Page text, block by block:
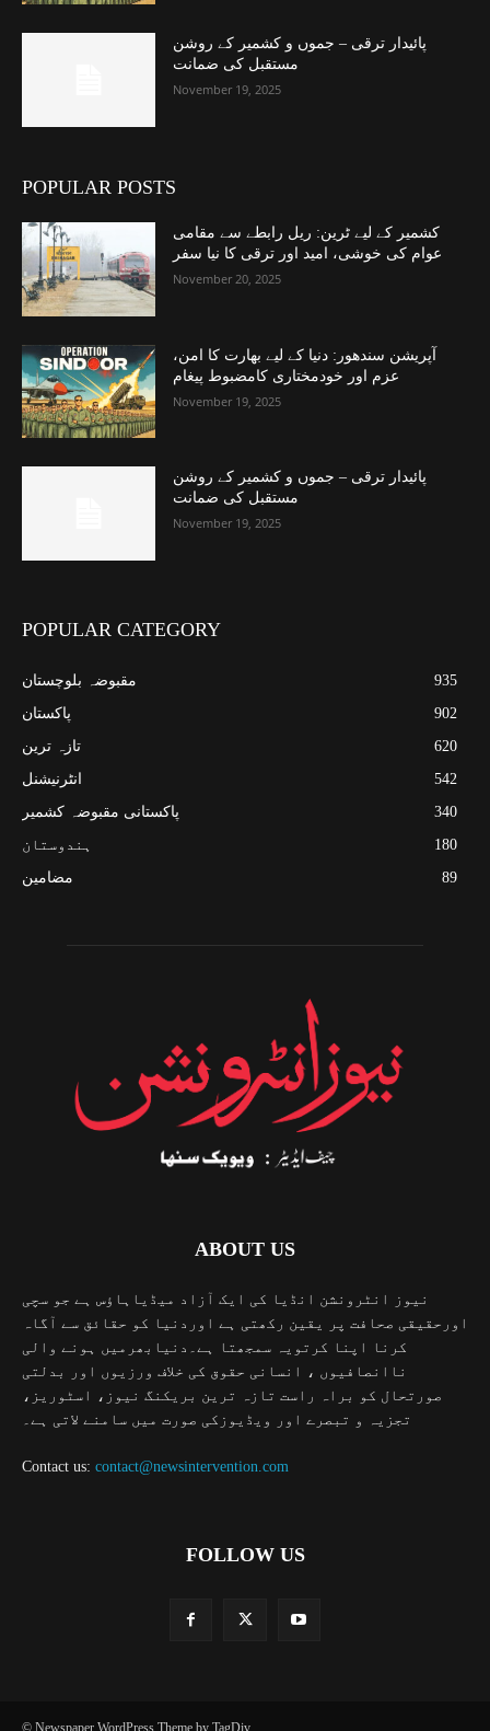
پائیدار ترقی – جموں و کشمیر کے روشن
مستقبل کی ضمانت
November 19, 2025
POPULAR POSTS
کشمیر کے لیے ٹرین: ریل رابطے سے مقامی
عوام کی خوشی، امید اور ترقی کا نیا سفر
November 20, 2025
آپریشن سندھور: دنیا کے لیے بھارت کا امن،
عزم اور خودمختاری کامضبوط پیغام
November 19, 2025
پائیدار ترقی – جموں و کشمیر کے روشن
مستقبل کی ضمانت
November 19, 2025
POPULAR CATEGORY
مقبوضہ بلوچستان
935
پاکستان
902
تازہ ترین
620
انٹرنیشنل
542
پاکستانی مقبوضہ کشمیر
340
ہندوستان
180
مضامین
89
ABOUT US
نیوز انٹرونشن انڈیا کی ایک آزاد میڈیاہاؤس ہے جو سچی
اورحقیقی صحافت پر یقین رکھتی ہے اوردنیا کو حقائق سے آگاہ
کرنا اپنا کرتویہ سمجھتا ہے۔دنیابھرمیں ہونے والی
ناانصافیوں ، انسانی حقوق کی خلاف ورزیوں اور بدلتی
صورتحال کو براہ راست تازہ ترین بریکنگ نیوز، اسٹوریز،
تجزیہ و تبصرے اور ویڈیوزکی صورت میں سامنے لاتی ہے۔
Contact us: contact@newsintervention.com
FOLLOW US
© Newspaper WordPress Theme by TagDiv